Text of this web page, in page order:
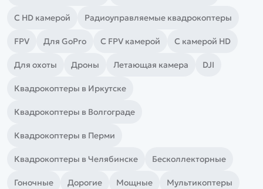
С HD камерой Радиоуправляемые квадрокоптеры
FPV Для GoPro С FPV камерой С камерой HD
Для охоты Дроны Летающая камера DJI
Квадрокоптеры в Иркутске
Квадрокоптеры в Волгограде
Квадрокоптеры в Перми
Квадрокоптеры в Челябинске Бесколлекторные
Гоночные Дорогие Мощные Мультикоптеры